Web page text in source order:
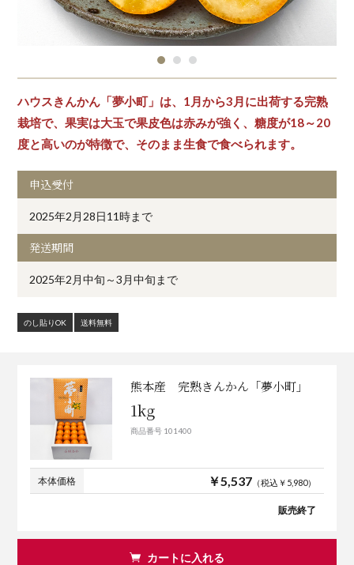
ハウスきんかん「夢小町」は、1月から3月に出荷する完熟
栽培で、果実は大玉で果皮色は赤みが強く、糖度が18～20
度と高いのが特徴で、そのまま生食で食べられます。
申込受付
2025年2月28日11時まで
発送期間
2025年2月中旬～3月中旬まで
のし貼りOK 送料無料
熊本産 完熟きんかん「夢小町」
1kg
商品番号 101400
本体価格 ￥5,537（税込￥5,980）
販売終了
カートに入れる